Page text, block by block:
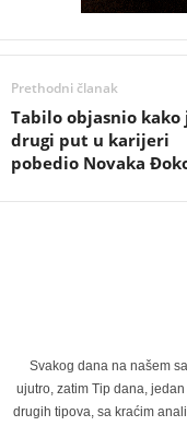
Prethodni članak
Tabilo objasnio kako
drugi put u karijeri
pobedio Novaka
Svakog dana na našem
ujutro, zatim Tip dana,
drugih tipova, sa kraćim